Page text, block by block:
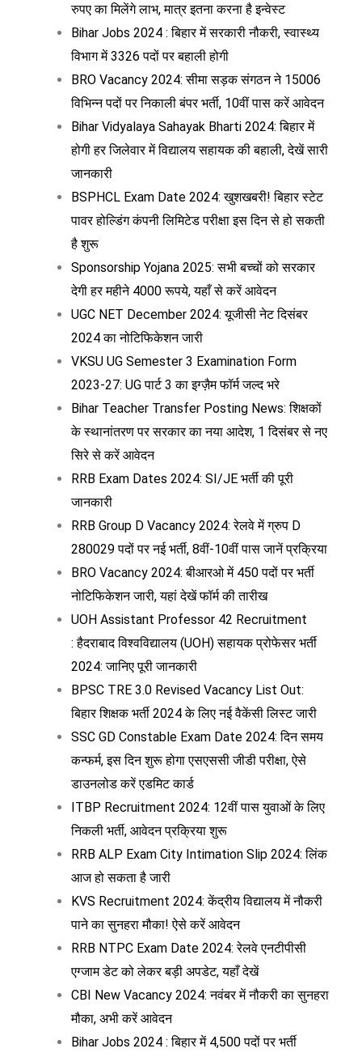
रुपए का मिलेंगे लाभ, मात्र इतना करना है इन्वेस्ट
Bihar Jobs 2024 : बिहार में सरकारी नौकरी, स्वास्थ्य
विभाग में 3326 पदों पर बहाली होगी
BRO Vacancy 2024: सीमा सड़क संगठन ने 15006
विभिन्न पदों पर निकाली बंपर भर्ती, 10वीं पास करें आवेदन
Bihar Vidyalaya Sahayak Bharti 2024: बिहार में
होगी हर जिलेवार में विद्यालय सहायक की बहाली, देखें सारी
जानकारी
BSPHCL Exam Date 2024: खुशखबरी! बिहार स्टेट
पावर होल्डिंग कंपनी लिमिटेड परीक्षा इस दिन से हो सकती
है शुरू
Sponsorship Yojana 2025: सभी बच्चों को सरकार
देगी हर महीने 4000 रूपये, यहाँ से करें आवेदन
UGC NET December 2024: यूजीसी नेट दिसंबर
2024 का नोटिफिकेशन जारी
VKSU UG Semester 3 Examination Form
2023-27: UG पार्ट 3 का इग्ज़ैम फॉर्म जल्द भरे
Bihar Teacher Transfer Posting News: शिक्षकों
के स्थानांतरण पर सरकार का नया आदेश, 1 दिसंबर से नए
सिरे से करें आवेदन
RRB Exam Dates 2024: SI/JE भर्ती की पूरी
जानकारी
RRB Group D Vacancy 2024: रेलवे में ग्रुप D
280029 पदों पर नई भर्ती, 8वीं-10वीं पास जानें प्रक्रिया
BRO Vacancy 2024: बीआरओ में 450 पदों पर भर्ती
नोटिफिकेशन जारी, यहां देखें फॉर्म की तारीख
UOH Assistant Professor 42 Recruitment
: हैदराबाद विश्वविद्यालय (UOH) सहायक प्रोफेसर भर्ती
2024: जानिए पूरी जानकारी
BPSC TRE 3.0 Revised Vacancy List Out:
बिहार शिक्षक भर्ती 2024 के लिए नई वैकेंसी लिस्ट जारी
SSC GD Constable Exam Date 2024: दिन समय
कन्फर्म, इस दिन शुरू होगा एसएससी जीडी परीक्षा, ऐसे
डाउनलोड करें एडमिट कार्ड
ITBP Recruitment 2024: 12वीं पास युवाओं के लिए
निकली भर्ती, आवेदन प्रक्रिया शुरू
RRB ALP Exam City Intimation Slip 2024: लिंक
आज हो सकता है जारी
KVS Recruitment 2024: केंद्रीय विद्यालय में नौकरी
पाने का सुनहरा मौका! ऐसे करें आवेदन
RRB NTPC Exam Date 2024: रेलवे एनटीपीसी
एग्जाम डेट को लेकर बड़ी अपडेट, यहाँ देखें
CBI New Vacancy 2024: नवंबर में नौकरी का सुनहरा
मौका, अभी करें आवेदन
Bihar Jobs 2024 : बिहार में 4,500 पदों पर भर्ती